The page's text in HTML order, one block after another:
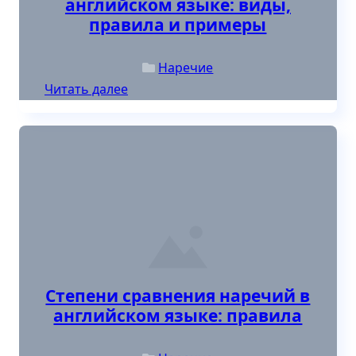
английском языке: виды,
правила и примеры
Наречие
Читать далее
Степени сравнения наречий в
английском языке: правила